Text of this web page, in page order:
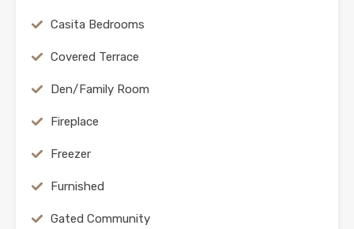
Casita Bedrooms
Covered Terrace
Den/Family Room
Fireplace
Freezer
Furnished
Gated Community